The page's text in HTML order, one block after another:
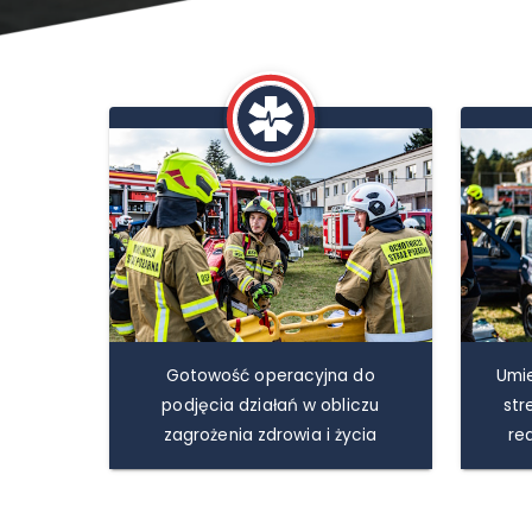
Gotowość operacyjna do
podjęcia działań w obliczu
zagrożenia zdrowia i życia